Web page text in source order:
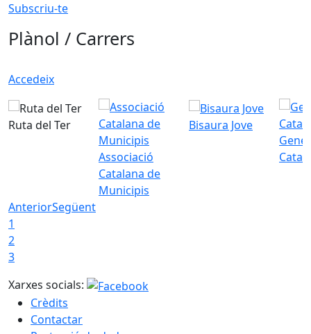
Subscriu-te
Plànol / Carrers
Accedeix
Ruta del Ter
Associació
Catalana de
Municipis
Bisaura Jove
AnteriorSegüent
1
2
3
Xarxes socials:
Crèdits
Contactar